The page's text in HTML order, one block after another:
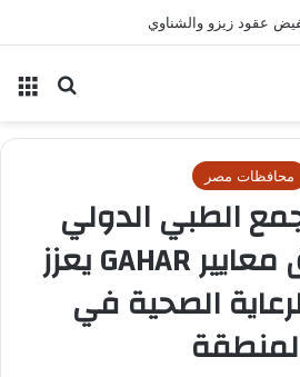
عقود زيزو والشناوي
بحث
محافظات مصر
الطبي الدولي
بالأقصر وفق معايير GAHAR يعزز
الصحية في